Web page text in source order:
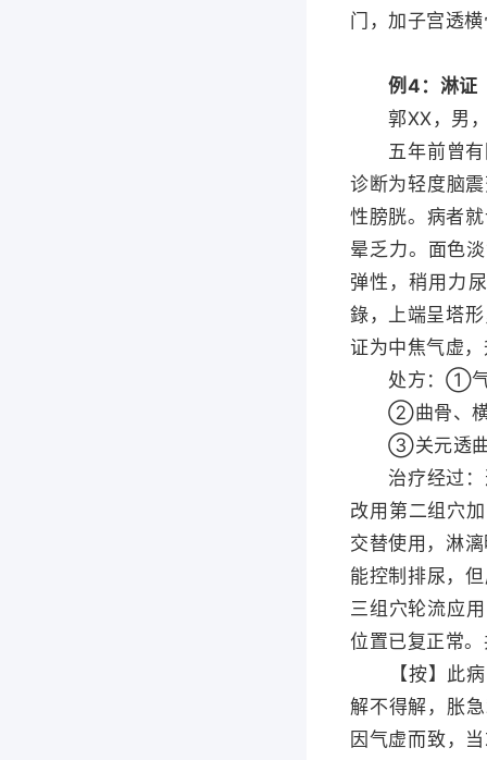
门，加子宫透
例4：淋证
郭XX，男，
五年前曾有因
诊断为轻度脑
性膀胱。病者
晕乏力。面色
弹性，稍用力
錄，上端呈塔
证为中焦气虚
处方：①气海
②曲骨、横骨
③关元透曲骨
治疗经过：选
改用第二组穴
交替使用，淋
能控制排尿，
三组穴轮流应
位置已复正常
【按】此病归
解不得解，胀
因气虚而致，